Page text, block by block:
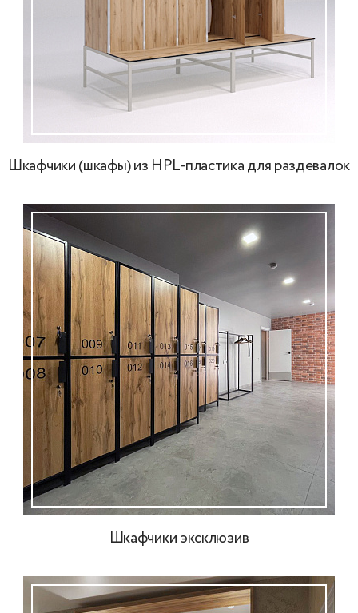
Шкафчики (шкафы) из HPL-пластика для раздевалок
Шкафчики эксклюзив